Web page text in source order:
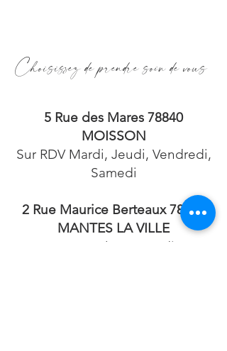
Choisissez de prendre soin de vous
5 Rue des Mares 78840
MOISSON
Sur RDV Mardi, Jeudi, Vendredi,
Samedi
2 Rue Maurice Berteaux 78711
MANTES LA VILLE
Sur RDV le Mercredi